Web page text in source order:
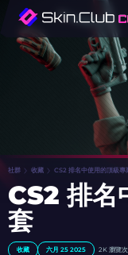
社群 收藏 CS2 排名中使用的頂級專
CS2 排名
套
收藏 六月 25 2025 2K 瀏覽